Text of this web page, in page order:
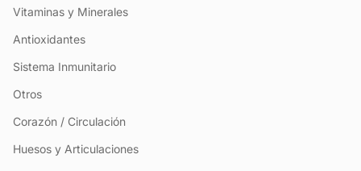
Vitaminas y Minerales
Antioxidantes
Sistema Inmunitario
Otros
Corazón / Circulación
Huesos y Articulaciones